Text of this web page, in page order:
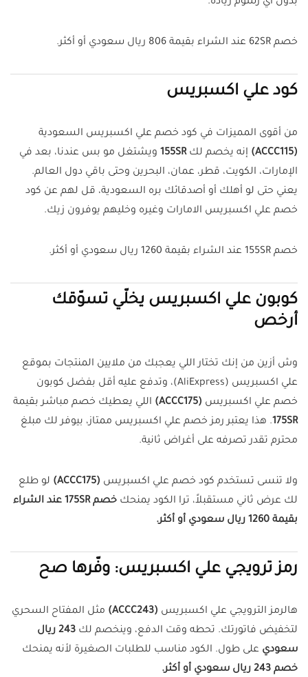
خصم 62SR عند الشراء بقيمة 806 ريال سعودي أو أكثر.
كود علي اكسبريس
من أقوى المميزات في كود خصم علي اكسبريس السعودية
(ACCC115)
إنه يخصم لك155SR ويشتغل مو بس عندنا، بعد في
الإمارات، الكويت، قطر، عمان، البحرين وحتى باقي دول العالم.
يعني حتى لو أهلك أو أصدقائك بره السعودية، قل لهم عن كود
خصم علي اكسبريس الامارات وغيره وخليهم يوفرون زيك.
خصم 155SR عند الشراء بقيمة 1260 ريال سعودي أو أكثر.
كوبون علي اكسبريس يخلّي تسوّقك
أرخص
وش أزين من إنك تختار اللي يعجبك من ملايين المنتجات بموقع
علي اكسبريس (AliExpress)، وتدفع عليه أقل بفضل كوبون
خصم علي اكسبريس (ACCC175)
اللي يعطيك خصم مباشر بقيمة
175SR. هذا يعتبر رمز خصم علي اكسبريس ممتاز، بيوفر لك مبلغ
محترم تقدر تصرفه على أغراض ثانية.
ولا تنسى تستخدم كود خصم علي اكسبريس (ACCC175)
لو طلع
لك عرض ثاني مستقبلاً، ترا الكود يمنحك
خصم 175SR عند الشراء
بقيمة 1260 ريال سعودي أو أكثر.
رمز ترويجي علي اكسبريس: وفّرها صح
هالرمز الترويجي علي اكسبريس (ACCC243)
مثل المفتاح السحري
لتخفيض فاتورتك. تحطه وقت الدفع، وينخصم لك
243 ريال
سعودي على طول. الكود مناسب للطلبات الصغيرة لأنه يمنحك
خصم 243 ريال سعودي أو أكثر.